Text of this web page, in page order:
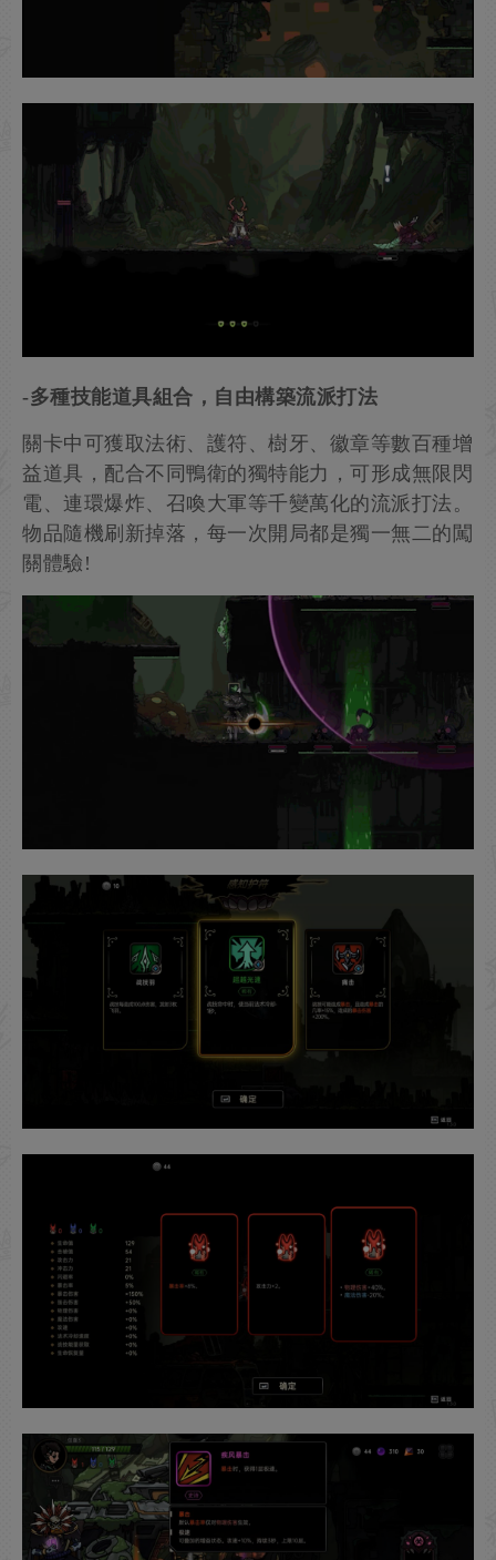
-多種技能道具組合，自由構築流派打法
關卡中可獲取法術、護符、樹牙、徽章等數百種增
益道具，配合不同鴨衛的獨特能力，可形成無限閃
電、連環爆炸、召喚大軍等千變萬化的流派打法。
物品隨機刷新掉落，每一次開局都是獨一無二的闖
關體驗!